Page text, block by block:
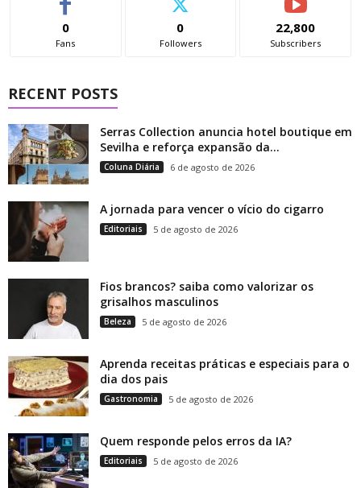
0
Fans
0
Followers
22,800
Subscribers
RECENT POSTS
Serras Collection anuncia hotel boutique em
Sevilha e reforça expansão da...
Coluna Diária 6 de agosto de 2026
A jornada para vencer o vício do cigarro
Editoriais 5 de agosto de 2026
Fios brancos? saiba como valorizar os
grisalhos masculinos
Beleza 5 de agosto de 2026
Aprenda receitas práticas e especiais para o
dia dos pais
Gastronomia 5 de agosto de 2026
Quem responde pelos erros da IA?
Editoriais 5 de agosto de 2026